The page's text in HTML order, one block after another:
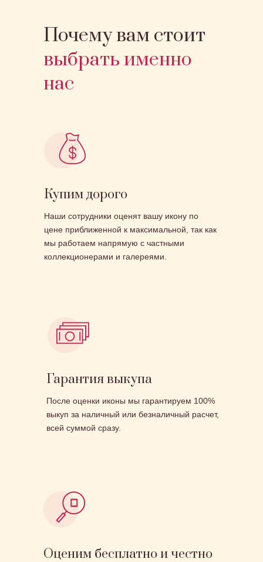
Почему вам стоит
выбрать именно
нас
Купим дорого
Наши сотрудники оценят вашу икону по
цене приближенной к максимальной, так как
мы работаем напрямую с частными
коллекционерами и галереями.
Гарантия выкупа
После оценки иконы мы гарантируем 100%
выкуп за наличный или безналичный расчет,
всей суммой сразу.
Оценим бесплатно и честно